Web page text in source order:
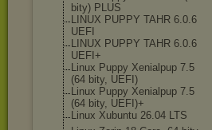
bity) PLUS
LINUX PUPPY TAHR 6.0.6
UEFI
LINUX PUPPY TAHR 6.0.6
UEFI+
Linux Puppy Xenialpup 7.5
(64 bity, UEFI)
Linux Puppy Xenialpup 7.5
(64 bity, UEFI)+
Linux Xubuntu 26.04 LTS